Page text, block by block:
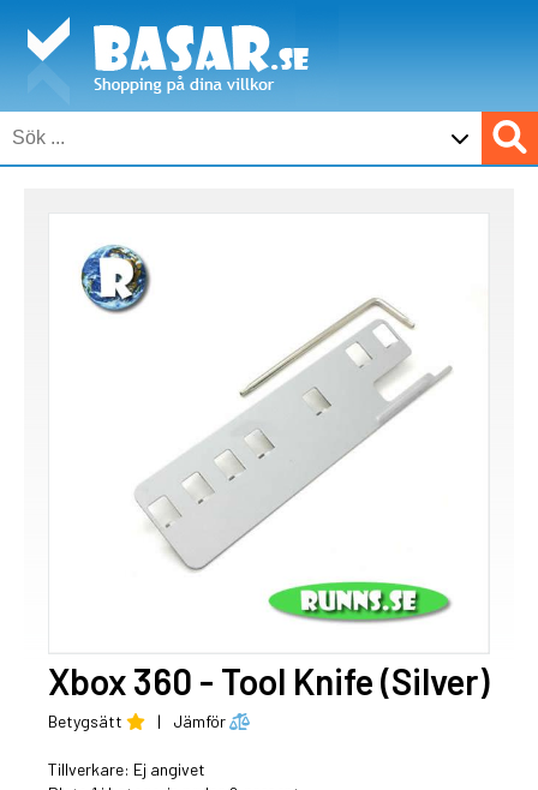
Xbox 360 - Tool Knife (Silver)
Betygsätt | Jämför
Tillverkare: Ej angivet